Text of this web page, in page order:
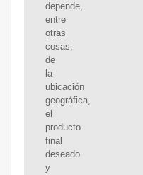
depende,
entre
otras
cosas,
de
la
ubicación
geográfica,
el
producto
final
deseado
y